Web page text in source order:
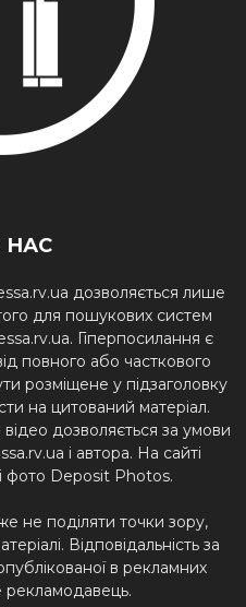
НАС
дозволяється лише
для пошукових систем
Гіперпосилання є
повного або часткового
розміщене у підзаголовку
на цитований матеріал.
дозволяється за умови
і автора. На сайті
фото Deposit Photos.
не поділяти точки зору,
Відповідальність за
в рекламних
рекламодавець.